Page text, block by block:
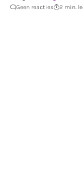
Geen reacties
2 min.